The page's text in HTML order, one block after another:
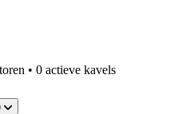
• 0 actieve kavels